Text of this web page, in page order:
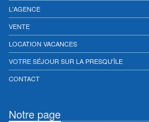
L'AGENCE
VENTE
LOCATION VACANCES
VOTRE SÉJOUR SUR LA PRESQU'ÎLE
CONTACT
Notre page